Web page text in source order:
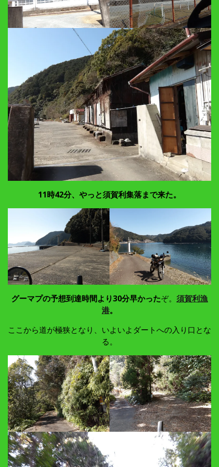
11時42分、やっと須賀利集落まで来た。
グーマプの予想到達時間より30分早かったぞ。 須賀利漁
港。
ここから道が極狭となり、いよいよダートへの入り口とな
る。